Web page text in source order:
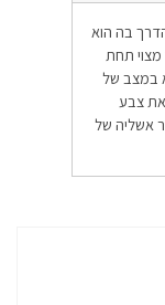
בה הוא
תחת
במצב של
את צבע
אשליה של